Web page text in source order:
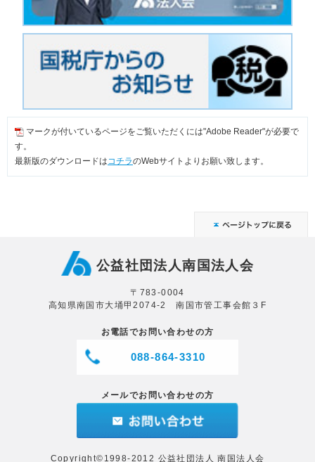
マークが付いているページをご覧いただくには"Adobe Reader"が必要で
す。
最新版のダウンロードは コチラのWebサイトよりお願い致します。
公益社団法人南国法人会
〒783-0004
高知県南国市大埇甲2074-2 南国市管工事会館３F
お電話でお問い合わせの方
088-864-3310
メールでお問い合わせの方
Copyright©1998-2012 公益社団法人 南国法人会